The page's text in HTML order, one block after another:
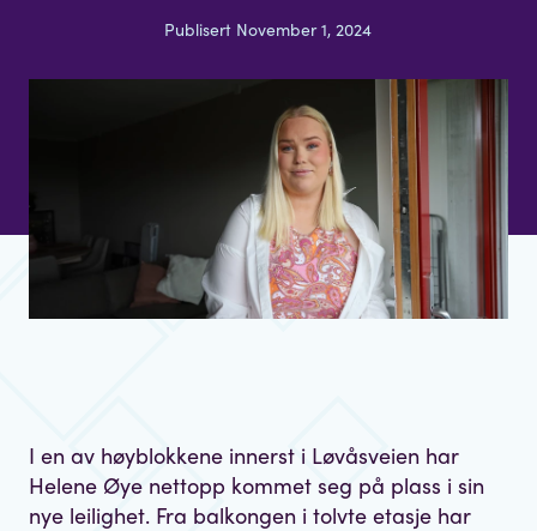
Publisert November 1, 2024
I en av høyblokkene innerst i Løvåsveien har
Helene Øye nettopp kommet seg på plass i sin
nye leilighet. Fra balkongen i tolvte etasje har